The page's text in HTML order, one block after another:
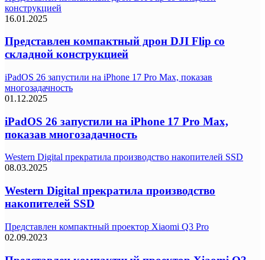
конструкцией
16.01.2025
Представлен компактный дрон DJI Flip со
складной конструкцией
iPadOS 26 запустили на iPhone 17 Pro Max, показав
многозадачность
01.12.2025
iPadOS 26 запустили на iPhone 17 Pro Max,
показав многозадачность
Western Digital прекратила производство накопителей SSD
08.03.2025
Western Digital прекратила производство
накопителей SSD
Представлен компактный проектор Xiaomi Q3 Pro
02.09.2023